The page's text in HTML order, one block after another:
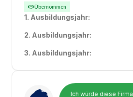
Übernommen
1. Ausbildungsjahr:
2. Ausbildungsjahr:
3. Ausbildungsjahr:
Ich würde diese Firma